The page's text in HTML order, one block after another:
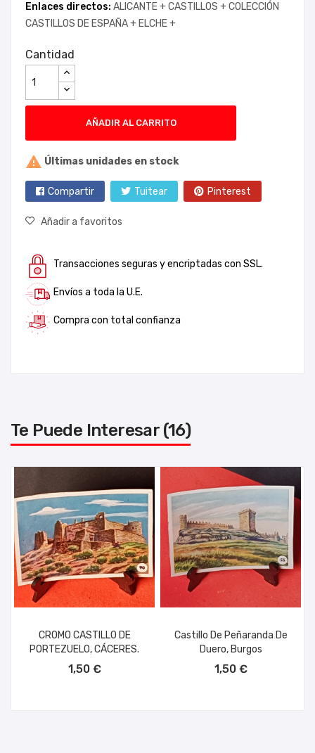
Enlaces directos: ALICANTE +CASTILLOS +COLECCIÓN
CASTILLOS DE ESPAÑA + ELCHE +
Cantidad
AÑADIR AL CARRITO
 Últimas unidades en stock
Compartir Tuitear Pinterest
Añadir a favoritos
Transacciones seguras y encriptadas con SSL.
Envíos a toda la U.E.
Compra con total confianza
Te Puede Interesar (16)
CROMO CASTILLO DE
PORTEZUELO, CÁCERES.
1,50 €
Castillo De Peñaranda De
Duero, Burgos
1,50 €